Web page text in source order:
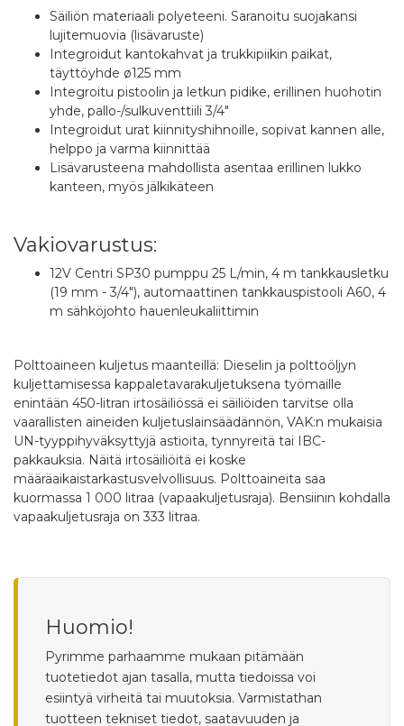
Säiliön materiaali polyeteeni. Saranoitu suojakansi
lujitemuovia (lisävaruste)
Integroidut kantokahvat ja trukkipiikin paikat,
täyttöyhde ø125 mm
Integroitu pistoolin ja letkun pidike, erillinen huohotin
yhde, pallo-/sulkuventtiili 3/4"
Integroidut urat kiinnityshihnoille, sopivat kannen alle,
helppo ja varma kiinnittää
Lisävarusteena mahdollista asentaa erillinen lukko
kanteen, myös jälkikäteen
Vakiovarustus:
12V Centri SP30 pumppu 25 L/min, 4 m tankkausletku
(19 mm - 3/4"), automaattinen tankkauspistooli A60, 4
m sähköjohto hauenleukaliittimin
Polttoaineen kuljetus maanteillä: Dieselin ja polttoöljyn
kuljettamisessa kappaletavarakuljetuksena työmaille
enintään 450-litran irtosäiliössä ei säiliöiden tarvitse olla
vaarallisten aineiden kuljetuslainsäädännön, VAK:n mukaisia
UN-tyyppihyväksyttyjä astioita, tynnyreitä tai IBC-
pakkauksia. Näitä irtosäiliöitä ei koske
määräaikaistarkastusvelvollisuus. Polttoaineita saa
kuormassa 1 000 litraa (vapaakuljetusraja). Bensiinin kohdalla
vapaakuljetusraja on 333 litraa.
Huomio!
Pyrimme parhaamme mukaan pitämään
tuotetiedot ajan tasalla, mutta tiedoissa voi
esiintyä virheitä tai muutoksia. Varmistathan
tuotteen tekniset tiedot, saatavuuden ja